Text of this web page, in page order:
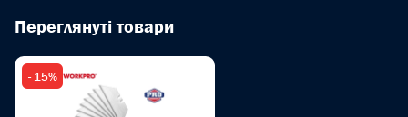
Переглянуті товари
- 15%